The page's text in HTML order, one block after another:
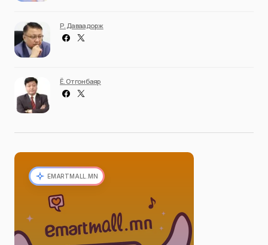
Р. Даваадорж
Ё. Отгонбаяр
EMARTMALL.MN